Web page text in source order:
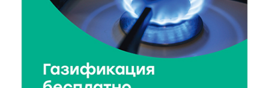
6 Авг 2026 19:01 507
Забота о пациентах и врачах: в ГКБ №7 стало ещё
6 Авг 2026 18:18 362